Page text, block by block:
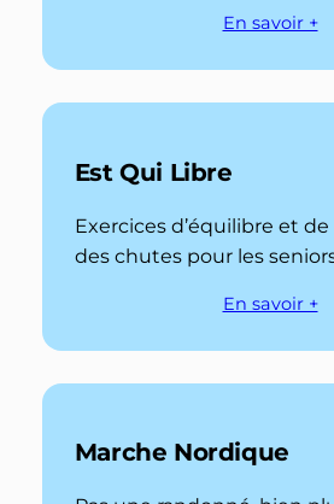
En savoir +
Est Qui Libre
Exercices d’équilibre et
des chutes pour les
En savoir +
Marche Nordique